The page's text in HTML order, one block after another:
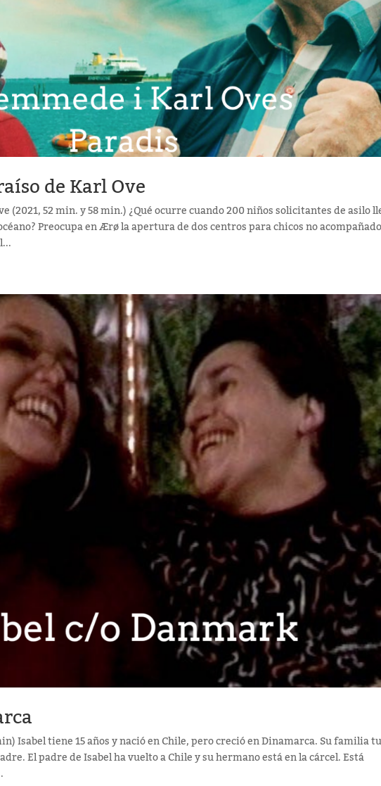
de Karl Ove
(2021, 52 min. y 58 min.) ¿Qué ocurre cuando 200 niños solicitantes de asilo
Preocupa en Ærø la apertura de dos centros para chicos no
Isabel tiene 15 años y nació en Chile, pero creció en Dinamarca. Su familia
El padre de Isabel ha vuelto a Chile y su hermano está en la cárcel. Está